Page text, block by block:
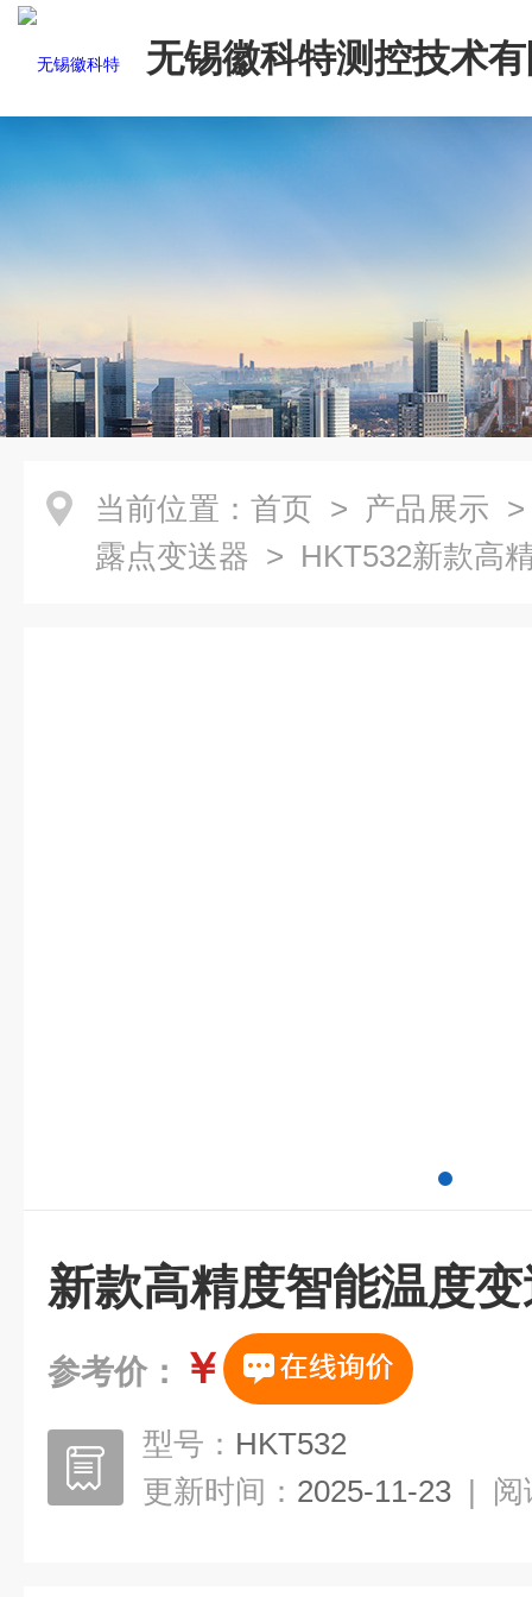
无锡徽科特测控技术
当前位置： 首页 > 产品展示
露点变送器 > HKT532新款高
新款高精度智能温度
参考价： ￥
型号： HKT532
更新时间： 2025-11-23 | 阅